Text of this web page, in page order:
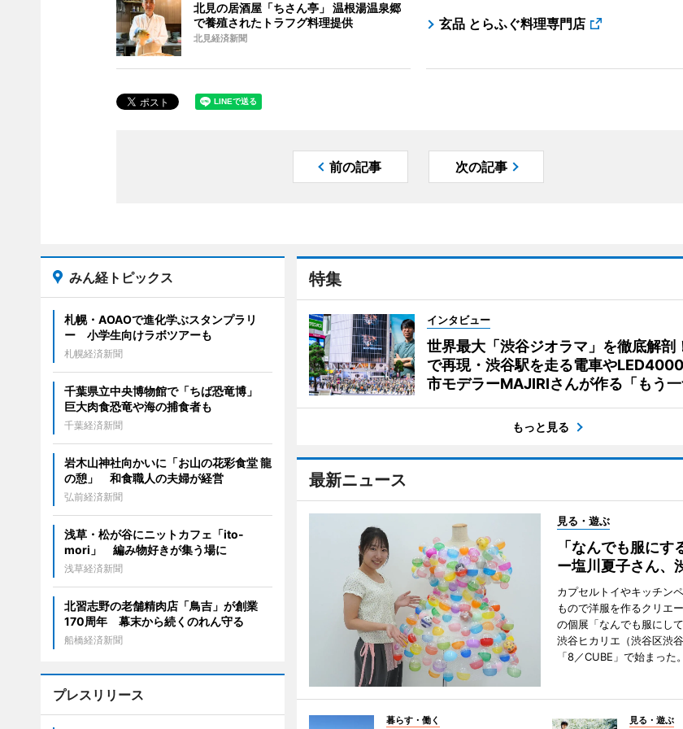
北見の居酒屋「ちさん亭」 温根湯温泉郷
で養殖されたトラフグ料理提供
北見経済新聞
玄品 とらふぐ料理専門店
前の記事 次の記事
特集
インタビュー
世界最大「渋谷ジオラマ」を徹底解
で再現・渋谷駅を走る電車や
市モデラーMAJIRIさんが作る「もう一
もっと見る
最新ニュース
見る・遊ぶ
「なんでも服にす
ー塩川夏子さん、
カプセルトイやキッチン
もので洋服を作るクリエ
の個展「なんでも服にし
渋谷ヒカリエ（渋谷区渋
「8／CUBE」で始まった。
暮らす・働く 見る・遊ぶ
みん経トピックス
札幌・AOAOで進化学ぶスタンプラリ
ー 小学生向けラボツアーも
札幌経済新聞
千葉県立中央博物館で「ちば恐竜博」
巨大肉食恐竜や海の捕食者も
千葉経済新聞
岩木山神社向かいに「お山の花彩食堂 龍
の憩」 和食職人の夫婦が経営
弘前経済新聞
浅草・松が谷にニットカフェ「ito-
mori」 編み物好きが集う場に
浅草経済新聞
北習志野の老舗精肉店「鳥吉」が創業
170周年 幕末から続くのれん守る
船橋経済新聞
プレスリリース